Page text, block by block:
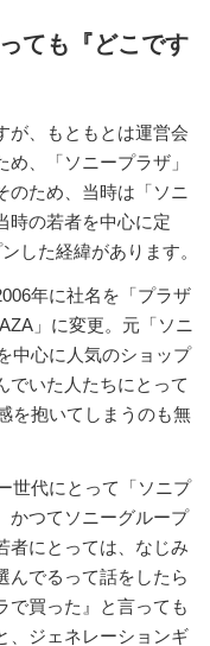
ても『どこです
が、もともとは運営会
、「ソニープラザ」
のため、当時は「ソニ
時の若者を中心に定
した経緯があります。
年に社名を「プラザ
」に変更。元「ソニ
中心に人気のショップ
でいた人たちにとって
を抱いてしまうのも無
世代にとって「ソニプ
かつてソニーグループ
者にとっては、なじみ
んでるって話をしたら
買った』と言っても
、ジェネレーションギ